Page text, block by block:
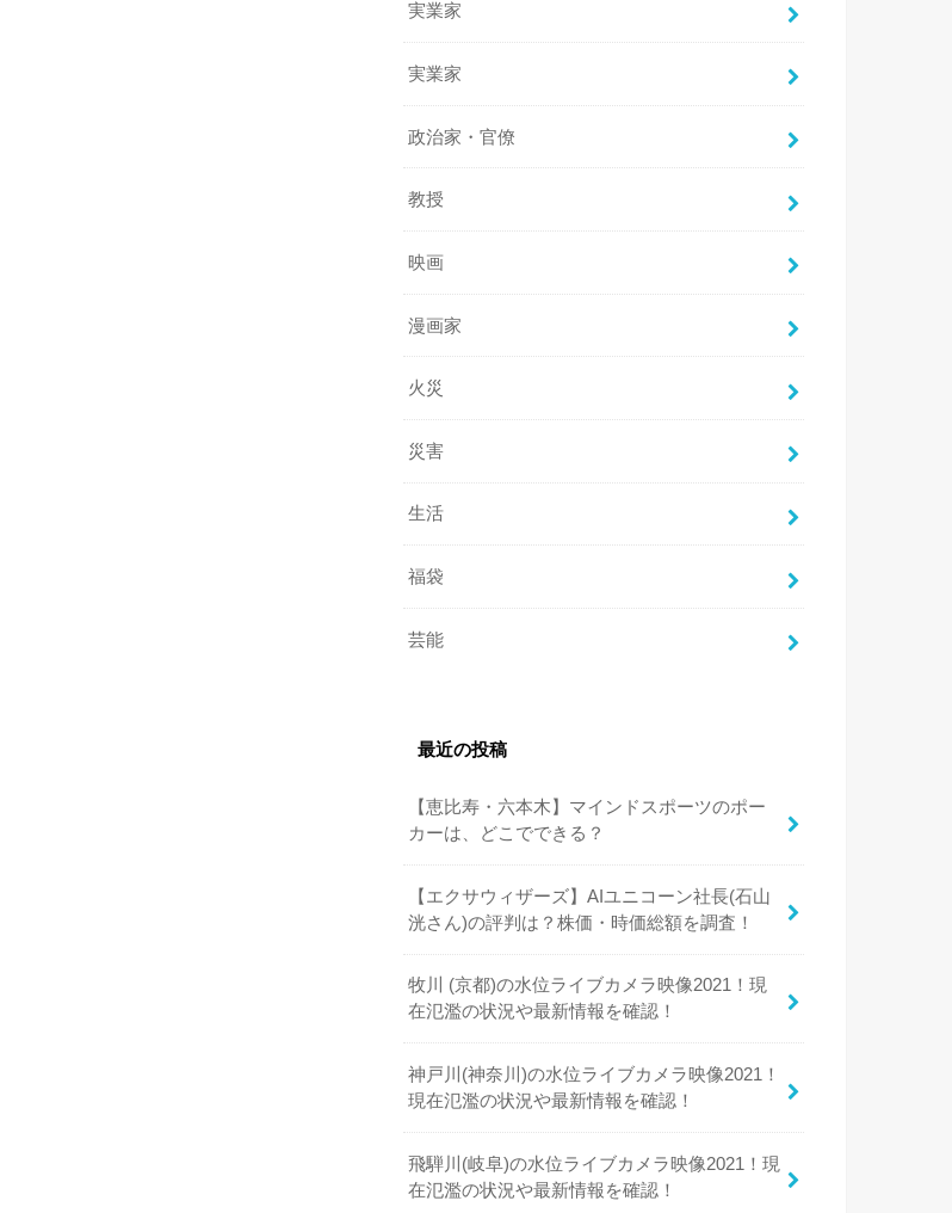
実業家
実業家
政治家・官僚
教授
映画
漫画家
火災
災害
生活
福袋
芸能
最近の投稿
【恵比寿・六本木】マインドスポーツのポー
カーは、どこでできる？
【エクサウィザーズ】AIユニコーン社長(石山
洸さん)の評判は？株価・時価総額を調査！
牧川 (京都)の水位ライブカメラ映像2021！現
在氾濫の状況や最新情報を確認！
神戸川(神奈川)の水位ライブカメラ映像2021！
現在氾濫の状況や最新情報を確認！
飛騨川(岐阜)の水位ライブカメラ映像2021！現
在氾濫の状況や最新情報を確認！